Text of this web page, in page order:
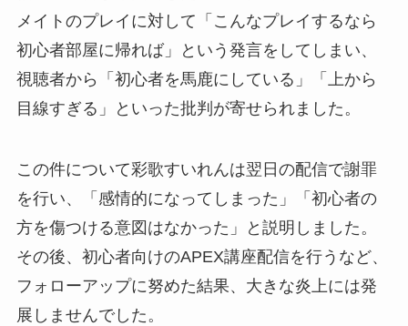
メイトのプレイに対して「こんなプレイするなら
初心者部屋に帰れば」という発言をしてしまい、
視聴者から「初心者を馬鹿にしている」「上から
目線すぎる」といった批判が寄せられました。
この件について彩歌すいれんは翌日の配信で謝罪
を行い、「感情的になってしまった」「初心者の
方を傷つける意図はなかった」と説明しました。
その後、初心者向けのAPEX講座配信を行うなど、
フォローアップに努めた結果、大きな炎上には発
展しませんでした。